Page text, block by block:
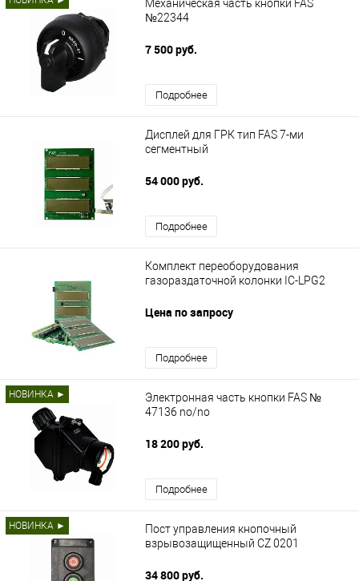
Механическая часть кнопки FAS
№22344
7 500 руб.
Подробнее
Дисплей для ГРК тип FAS 7-ми
сегментный
54 000 руб.
Подробнее
Комплект переоборудования
газораздаточной колонки IC-LPG2
Цена по запросу
Подробнее
НОВИНКА ►
Электронная часть кнопки FAS №
47136 no/no
18 200 руб.
Подробнее
НОВИНКА ►
Пост управления кнопочный
взрывозащищенный CZ 0201
34 800 руб.